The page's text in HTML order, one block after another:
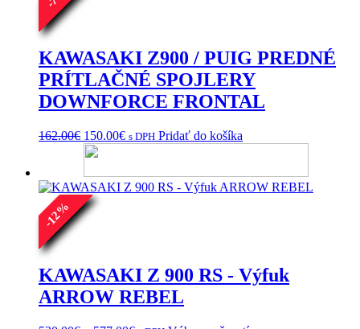
-
KAWASAKI Z900 / PUIG PREDNÉ
PRÍTLAČNÉ SPOJLERY
DOWNFORCE FRONTAL
162.00€ Pôvodná
cena
162.00€.
150.00€Aktuálna
150.00€.
s DPH Pridať do košíka
-
12
%
KAWASAKI Z 900 RS - Výfuk
ARROW REBEL